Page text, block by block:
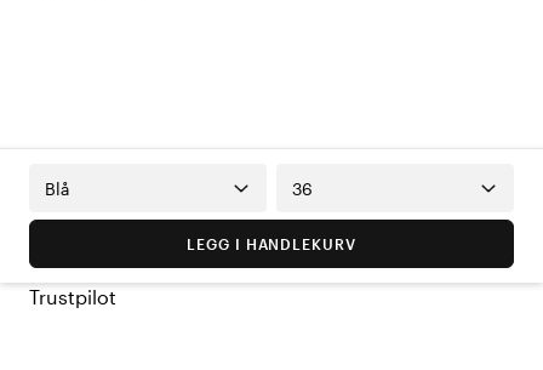
Blå 36
LEGG I HANDLEKURV
Trustpilot